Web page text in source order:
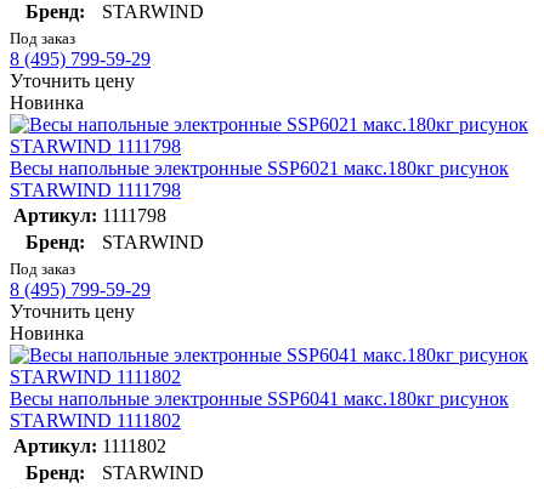
Бренд:
STARWIND
Под заказ
8 (495) 799-59-29
Уточнить цену
Новинка
Весы напольные электронные SSP6021 макс.180кг рисунок
STARWIND 1111798
Артикул: 1111798
Бренд:
STARWIND
Под заказ
8 (495) 799-59-29
Уточнить цену
Новинка
Весы напольные электронные SSP6041 макс.180кг рисунок
STARWIND 1111802
Артикул: 1111802
Бренд:
STARWIND